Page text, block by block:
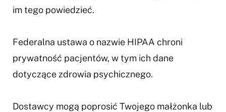
im tego powiedzieć.
Federalna ustawa o nazwie HIPAA chroni
prywatność pacjentów, w tym ich dane
dotyczące zdrowia psychicznego.
Dostawcy mogą poprosić Twojego małżonka lub